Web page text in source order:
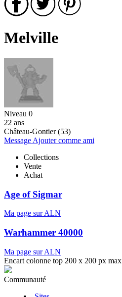
Melville
Niveau 0
22 ans
Château-Gontier (53)
Message Ajouter comme ami
Collections
Vente
Achat
Age of Sigmar
Ma page sur ALN
Warhammer 40000
Ma page sur ALN
Encart colonne top 200 x 200 px max
Communauté